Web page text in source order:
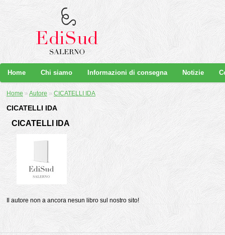
Home Chi siamo Informazioni di consegna Notizie
Home » Autore » CICATELLI IDA
CICATELLI IDA
CICATELLI IDA
Il autore non a ancora nesun libro sul nostro sito!